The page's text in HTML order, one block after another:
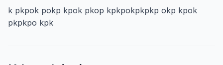
k pkpok pokp kpok pkop kpkpokpkpkp okp kpok
pkpkpo kpk